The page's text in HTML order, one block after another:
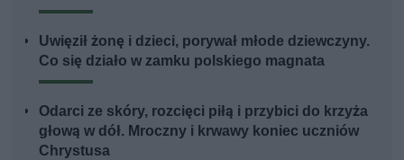
Uwięził żonę i dzieci, porywał młode dziewczyny.
Co się działo w zamku polskiego magnata
Odarci ze skóry, rozcięci piłą i przybici do krzyża
głową w dół. Mroczny i krwawy koniec uczniów
Chrystusa